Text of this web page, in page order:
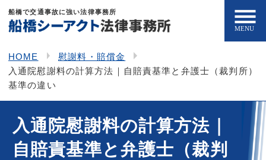
船橋で交通事故に強い法律事務所
HOME
慰謝料・賠償金
入通院慰謝料の計算方法｜自賠責基準と弁護士（裁判所）
基準の違い
入通院慰謝料の計算方法｜
自賠責基準と弁護士（裁判